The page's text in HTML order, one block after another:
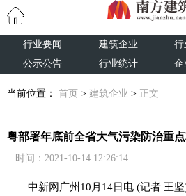
行业要闻 建筑企业 行
公示公告
行业统计 企
当前位置： 首页 > 建筑企业 > 正文
粤部署年底前全省大气污染防治重
时间：2021-10-14 12:26:14
中新网广州10月14日电 (记者 王